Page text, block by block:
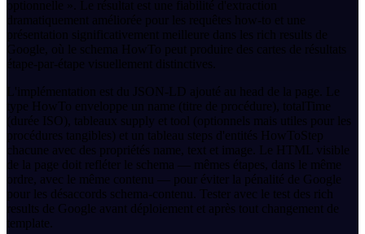
optionnelle ». Le résultat est une fiabilité d'extraction
dramatiquement améliorée pour les requêtes how-to et une
présentation significativement meilleure dans les rich results de
Google, où le schema HowTo peut produire des cartes de résultats
étape-par-étape visuellement distinctives.
L'implémentation est du JSON-LD ajouté au head de la page. Le
type HowTo enveloppe un name (titre de procédure), totalTime
(durée ISO), tableaux supply et tool (optionnels mais utiles pour les
procédures tangibles) et un tableau steps d'entités HowToStep
chacune avec des propriétés name, text et image. Le HTML visible
de la page doit refléter le schema — mêmes étapes, dans le même
ordre, avec le même contenu — pour éviter la pénalité de Google
pour les désaccords schema-contenu. Tester avec le test des rich
results de Google avant déploiement et après tout changement de
template.